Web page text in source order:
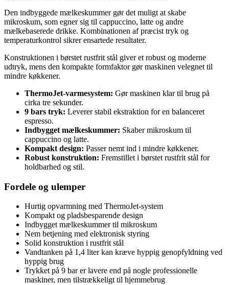
Den indbyggede mælkeskummer gør det muligt at skabe
mikroskum, som egner sig til cappuccino, latte og andre
mælkebaserede drikke. Kombinationen af præcist tryk og
temperaturkontrol sikrer ensartede resultater.
Konstruktionen i børstet rustfrit stål giver et robust og moderne
udtryk, mens den kompakte formfaktor gør maskinen velegnet til
mindre køkkener.
ThermoJet-varmesystem: Gør maskinen klar til brug på
cirka tre sekunder.
9 bars tryk: Leverer stabil ekstraktion for en balanceret
espresso.
Indbygget mælkeskummer: Skaber mikroskum til
cappuccino og latte.
Kompakt design: Passer nemt ind i mindre køkkener.
Robust konstruktion: Fremstillet i børstet rustfrit stål for
holdbarhed og stil.
Fordele og ulemper
Hurtig opvarmning med ThermoJet-system
Kompakt og pladsbesparende design
Indbygget mælkeskummer til mikroskum
Nem betjening med elektronisk styring
Solid konstruktion i rustfrit stål
Vandtanken på 1,4 liter kan kræve hyppig genopfyldning ved
hyppig brug
Trykket på 9 bar er lavere end på nogle professionelle
maskiner, men tilstrækkeligt til hjemmebrug